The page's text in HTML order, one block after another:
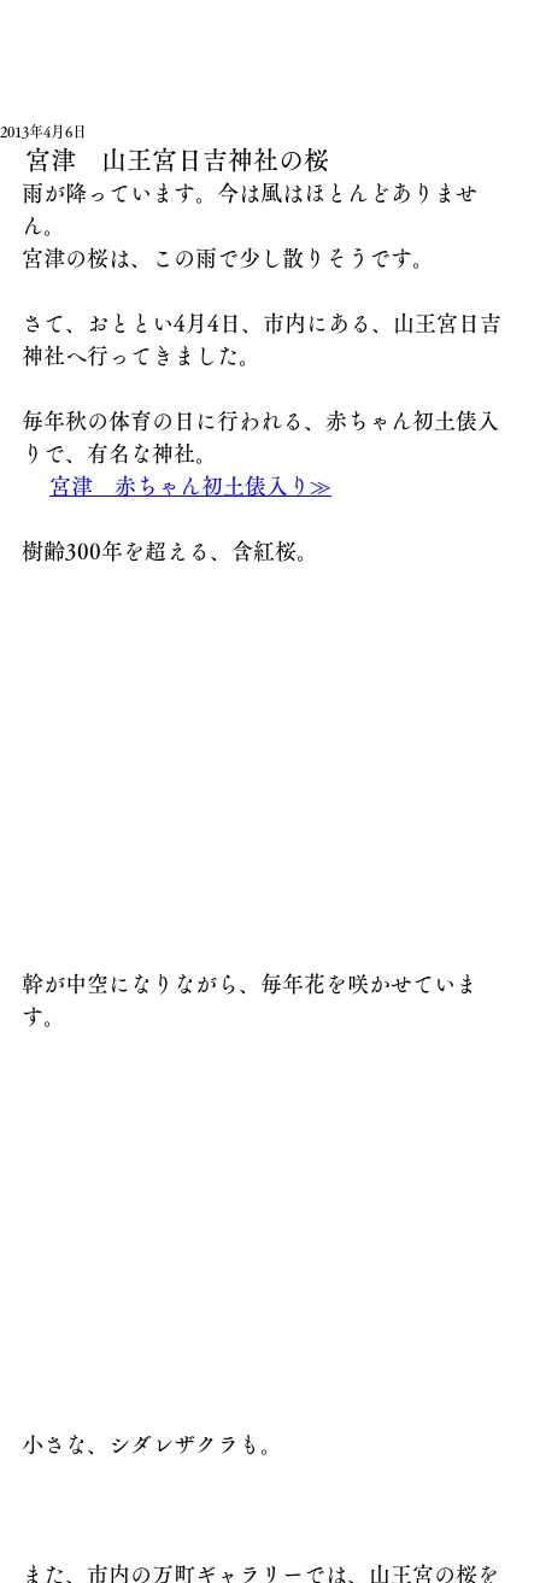
宮津 山王宮日吉神社の桜
2013年4月6日
雨が降っています。今は風はほとんどありませ
ん。
宮津の桜は、この雨で少し散りそうです。
さて、おととい4月4日、市内にある、山王宮日吉
神社へ行ってきました。
毎年秋の体育の日に行われる、赤ちゃん初土俵入
りで、有名な神社。
宮津　赤ちゃん初土俵入り ≫
樹齢300年を超える、含紅桜。
幹が中空になりながら、毎年花を咲かせていま
す。
小さな、シダレザクラも。
また、市内の万町ギャラリーでは、山王宮の桜を